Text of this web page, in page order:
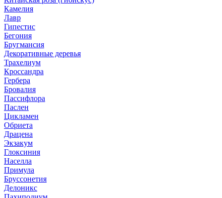
Камелия
Лавр
Гипестис
Бегония
Бругмансия
Декоративные деревья
Трахелиум
Кроссандра
Гербера
Бровалия
Пассифлора
Паслен
Цикламен
Обриета
Драцена
Экзакум
Глоксиния
Населла
Примула
Бруссонетия
Делоникс